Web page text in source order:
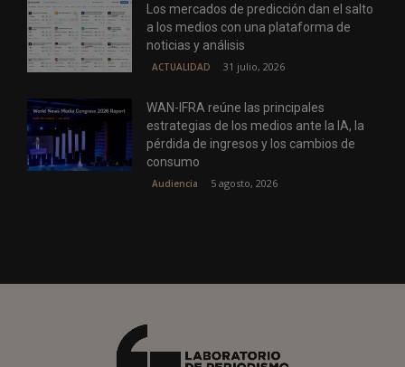
Los mercados de predicción dan el salto
a los medios con una plataforma de
noticias y análisis
ACTUALIDAD 31 julio, 2026
WAN-IFRA reúne las principales
estrategias de los medios ante la IA, la
pérdida de ingresos y los cambios de
consumo
Audiencia 5 agosto, 2026